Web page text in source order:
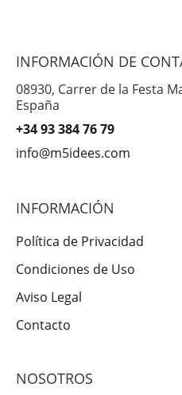
INFORMACIÓN DE
08930, Carrer de la Festa
España
+34 93 384 76 79
info@m5idees.com
INFORMACIÓN
Política de Privacidad
Condiciones de Uso
Aviso Legal
Contacto
NOSOTROS